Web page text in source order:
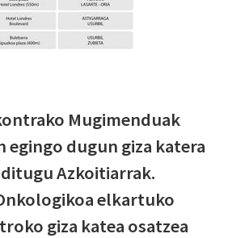
Mugimenduak
egingo dugun giza katera
Azkoitiarrak.
elkartuko
giza katea osatzea